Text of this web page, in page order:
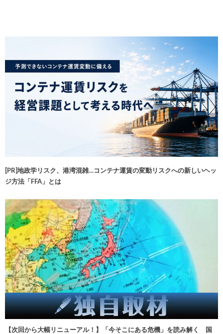
[PR]地政学リスク、港湾混雑…コンテナ運賃の変動リスクへの新しいヘッ
ジ方法「FFA」とは
【次回から大幅リニューアル！】「今そこにある危機」を読み解く 国